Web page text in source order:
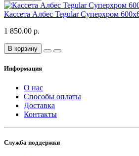
Кассета Албес Tegular Суперхром
1 850.00 р.
В корзину
Информация
О нас
Способы оплаты
Доставка
Контакты
Служба поддержки